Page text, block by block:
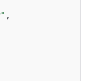
,